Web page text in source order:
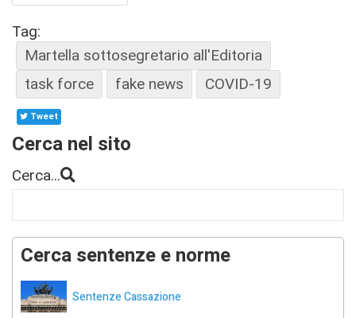
Tag:
Martella sottosegretario all'Editoria
task force
fake news COVID-19
Tweet
Cerca nel sito
Cerca...
Cerca sentenze e norme
Sentenze Cassazione